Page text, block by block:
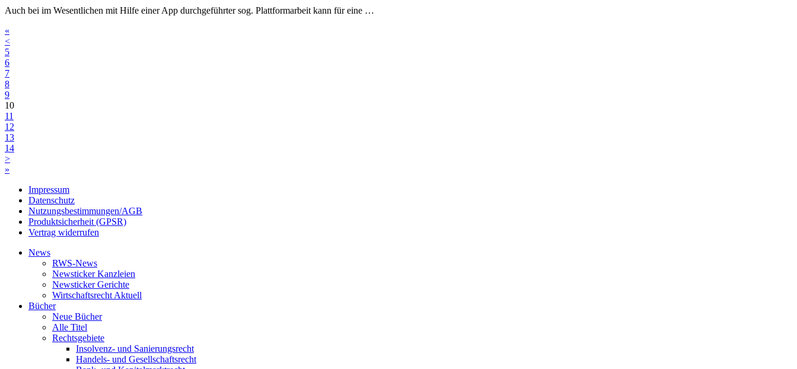
Auch bei im Wesentlichen mit Hilfe einer App durchgeführter sog. Plattformarbeit kann für eine …
«
<
5
6
7
8
9
10
11
12
13
14
>
»
Impressum
Datenschutz
Nutzungsbestimmungen/AGB
Produktsicherheit (GPSR)
Vertrag widerrufen
News
RWS-News
Newsticker Kanzleien
Newsticker Gerichte
Wirtschaftsrecht Aktuell
Bücher
Neue Bücher
Alle Titel
Rechtsgebiete
Insolvenz- und Sanierungsrecht
Handels- und Gesellschaftsrecht